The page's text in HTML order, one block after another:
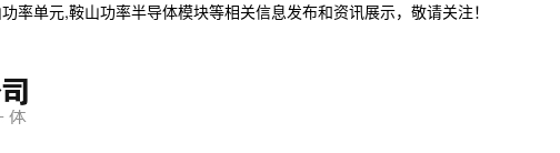
率单元,鞍山功率半导体模块等相关信息发布和资讯展示，敬请关注！